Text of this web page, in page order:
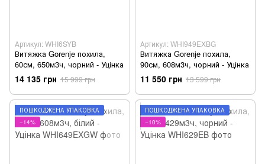
Артикул: WHI6SYB
Витяжка Gorenje похила,
60см, 650м3ч, чорний - Уцінка
14 135 грн 15 999 грн
Артикул: WHI949EXBG
Витяжка Gorenje похила,
90см, 608м3ч, чорний - Уцінка
11 550 грн 13 599 грн
ПОШКОДЖЕНА УПАКОВКА
−14%
ПОШКОДЖЕНА УПАКОВКА
−10%